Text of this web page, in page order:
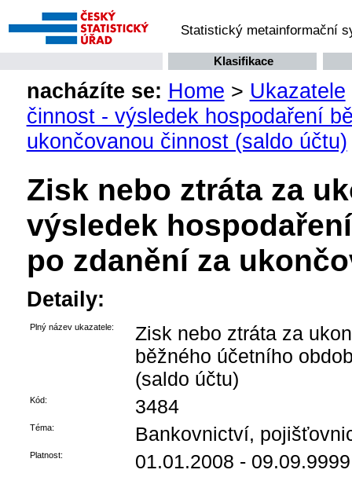
Statistický metainformační
Klasifikace
nacházíte se: Home > Ukazatele
činnost - výsledek hospodaření
ukončovanou činnost (saldo účtu)
Zisk nebo ztráta za
výsledek
po zdanění za
Detaily:
Plný název ukazatele:
Zisk nebo ztráta za
běžného účetního
(saldo účtu)
Kód: 3484
Téma: Bankovnictví,
Platnost: 01.01.2008 - 09.09.9999